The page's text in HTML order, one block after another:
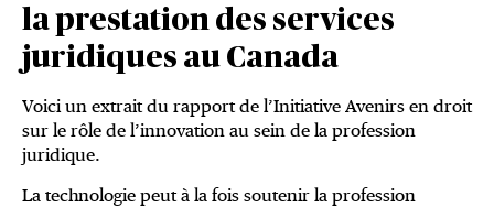
la prestation des services
juridiques au Canada
Voici un extrait du rapport de l’Initiative Avenirs en droit
sur le rôle de l’innovation au sein de la profession
juridique.
La technologie peut à la fois soutenir la profession